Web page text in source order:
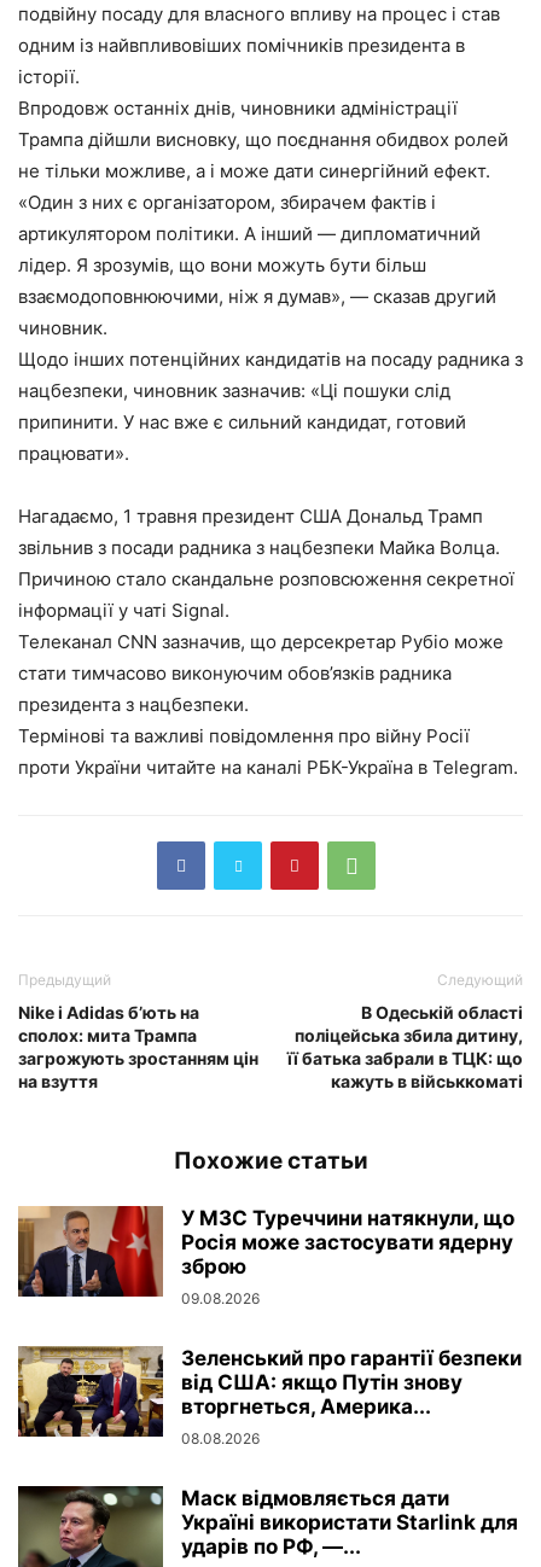
подвійну посаду для власного впливу на процес і став
одним із найвпливовіших помічників президента в
історії.
Впродовж останніх днів, чиновники адміністрації
Трампа дійшли висновку, що поєднання обидвох ролей
не тільки можливе, а і може дати синергійний ефект.
«Один з них є організатором, збирачем фактів і
артикулятором політики. А інший — дипломатичний
лідер. Я зрозумів, що вони можуть бути більш
взаємодоповнюючими, ніж я думав», — сказав другий
чиновник.
Щодо інших потенційних кандидатів на посаду радника з
нацбезпеки, чиновник зазначив: «Ці пошуки слід
припинити. У нас вже є сильний кандидат, готовий
працювати».
Нагадаємо, 1 травня президент США Дональд Трамп
звільнив з посади радника з нацбезпеки Майка Волца.
Причиною стало скандальне розповсюження секретної
інформації у чаті Signal.
Телеканал CNN зазначив, що дерсекретар Рубіо може
стати тимчасово виконуючим обов’язків радника
президента з нацбезпеки.
Термінові та важливі повідомлення про війну Росії
проти України читайте на каналі РБК-Україна в Telegram.
Предыдущий
Nike і Adidas б’ють на
сполох: мита Трампа
загрожують зростанням цін
на взуття
Следующий
В Одеській області
поліцейська збила дитину,
її батька забрали в ТЦК: що
кажуть в військкоматі
Похожие статьи
У МЗС Туреччини натякнули, що
Росія може застосувати ядерну
зброю
09.08.2026
Зеленський про гарантії безпеки
від США: якщо Путін знову
вторгнеться, Америка...
08.08.2026
Маск відмовляється дати
Україні використати Starlink для
ударів по РФ, —...